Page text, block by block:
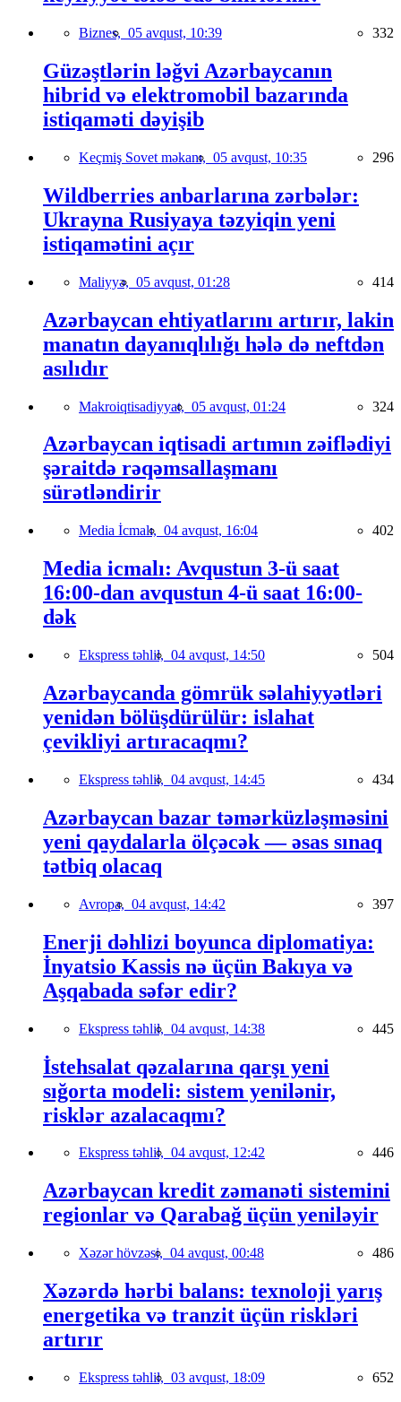
Biznes, 05 avqust, 10:39 332
Güzəştlərin ləğvi Azərbaycanın
hibrid və elektromobil bazarında
istiqaməti dəyişib
Keçmiş Sovet məkanı, 05 avqust, 10:35 296
Wildberries anbarlarına zərbələr:
Ukrayna Rusiyaya təzyiqin yeni
istiqamətini açır
Maliyyə, 05 avqust, 01:28 414
Azərbaycan ehtiyatlarını artırır, lakin
manatın dayanıqlılığı hələ də neftdən
asılıdır
Makroiqtisadiyyat, 05 avqust, 01:24 324
Azərbaycan iqtisadi artımın zəiflədiyi
şəraitdə rəqəmsallaşmanı
sürətləndirir
Media İcmalı, 04 avqust, 16:04 402
Media icmalı: Avqustun 3-ü saat
16:00-dan avqustun 4-ü saat 16:00-
dək
Ekspress təhlil, 04 avqust, 14:50 504
Azərbaycanda gömrük səlahiyyətləri
yenidən bölüşdürülür: islahat
çevikliyi artıracaqmı?
Ekspress təhlil, 04 avqust, 14:45 434
Azərbaycan bazar təmərküzləşməsini
yeni qaydalarla ölçəcək — əsas sınaq
tətbiq olacaq
Avropa, 04 avqust, 14:42 397
Enerji dəhlizi boyunca diplomatiya:
İnyatsio Kassis nə üçün Bakıya və
Aşqabada səfər edir?
Ekspress təhlil, 04 avqust, 14:38 445
İstehsalat qəzalarına qarşı yeni
sığorta modeli: sistem yenilənir,
risklər azalacaqmı?
Ekspress təhlil, 04 avqust, 12:42 446
Azərbaycan kredit zəmanəti sistemini
regionlar və Qarabağ üçün yeniləyir
Xəzər hövzəsi, 04 avqust, 00:48 486
Xəzərdə hərbi balans: texnoloji yarış
energetika və tranzit üçün riskləri
artırır
Ekspress təhlil, 03 avqust, 18:09 652